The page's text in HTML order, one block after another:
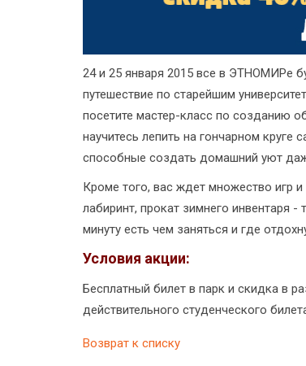
24 и 25 января 2015 все в ЭТНОМИРе
путешествие по старейшим
посетите мастер-класс по созданию
научитесь лепить на гончарном
способные создать домашний уют
Кроме того, вас ждет множество игр и
лабиринт, прокат зимнего инвентаря
минуту есть чем заняться и где
Условия акции:
Бесплатный билет в парк и скидка в
действительного студенческого
Возврат к списку